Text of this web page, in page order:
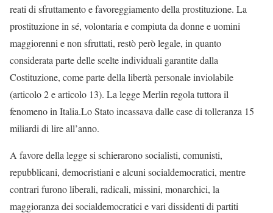
reati di sfruttamento e favoreggiamento della prostituzione. La
prostituzione in sé, volontaria e compiuta da donne e uomini
maggiorenni e non sfruttati, restò però legale, in quanto
considerata parte delle scelte individuali garantite dalla
Costituzione, come parte della libertà personale inviolabile
(articolo 2 e articolo 13). La legge Merlin regola tuttora il
fenomeno in Italia.Lo Stato incassava dalle case di tolleranza 15
miliardi di lire all’anno.
A favore della legge si schierarono socialisti, comunisti,
repubblicani, democristiani e alcuni socialdemocratici, mentre
contrari furono liberali, radicali, missini, monarchici, la
maggioranza dei socialdemocratici e vari dissidenti di partiti